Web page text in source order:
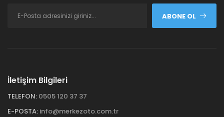
ABONE OL
İletişim Bilgileri
TELEFON: 0505 120 37 37
E-POSTA: info@merkezoto.com.tr